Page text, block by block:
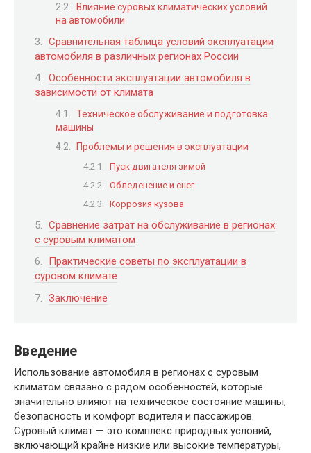
Влияние суровых климатических условий
на автомобили
Сравнительная таблица условий эксплуатации
автомобиля в различных регионах России
Особенности эксплуатации автомобиля в
зависимости от климата
Техническое обслуживание и подготовка
машины
Проблемы и решения в эксплуатации
Пуск двигателя зимой
Обледенение и снег
Коррозия кузова
Сравнение затрат на обслуживание в регионах
с суровым климатом
Практические советы по эксплуатации в
суровом климате
Заключение
Введение
Использование автомобиля в регионах с суровым
климатом связано с рядом особенностей, которые
значительно влияют на техническое состояние машины,
безопасность и комфорт водителя и пассажиров.
Суровый климат — это комплекс природных условий,
включающий крайне низкие или высокие температуры,